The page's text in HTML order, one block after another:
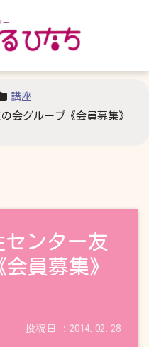
講座
会グループ《会員募集》
ンター友
員募集》
2014.02.28